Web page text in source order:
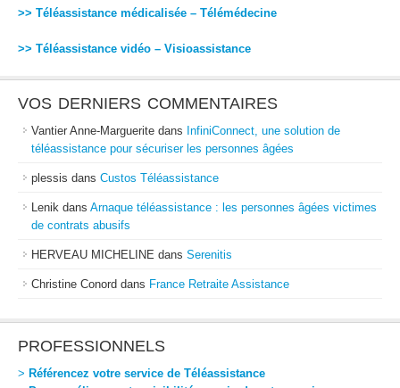
>> Téléassistance médicalisée – Télémédecine
>> Téléassistance vidéo – Visioassistance
VOS DERNIERS COMMENTAIRES
Vantier Anne-Marguerite dans InfiniConnect, une solution de
téléassistance pour sécuriser les personnes âgées
plessis dans Custos Téléassistance
Lenik dans Arnaque téléassistance : les personnes âgées victimes
de contrats abusifs
HERVEAU MICHELINE dans Serenitis
Christine Conord dans France Retraite Assistance
PROFESSIONNELS
> Référencez votre service de Téléassistance